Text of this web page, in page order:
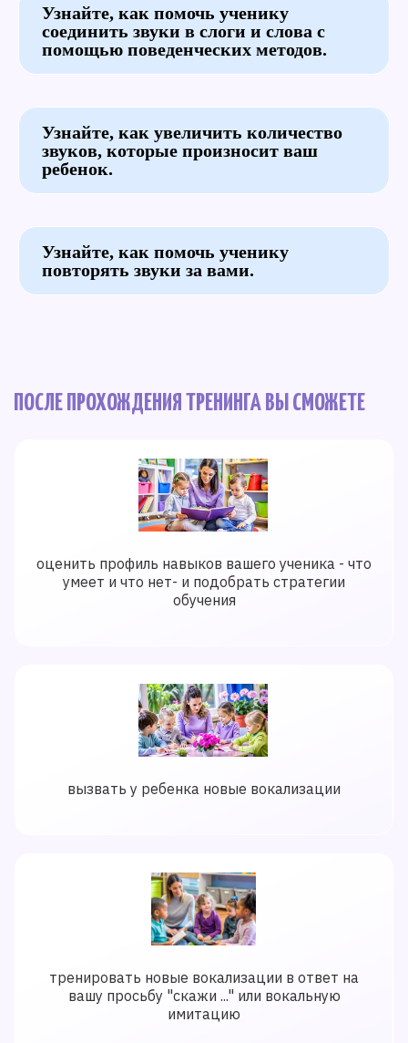
Узнайте, как помочь ученику
соединить звуки в слоги и слова с
помощью поведенческих методов.
Узнайте, как увеличить количество
звуков, которые произносит ваш
ребенок.
Узнайте, как помочь ученику
повторять звуки за вами.
ПОСЛЕ ПРОХОЖДЕНИЯ ТРЕНИНГА ВЫ СМОЖЕТЕ
оценить профиль навыков вашего ученика - что
умеет и что нет- и подобрать стратегии
обучения
вызвать у ребенка новые вокализации
тренировать новые вокализации в ответ на
вашу просьбу "скажи ..." или вокальную
имитацию